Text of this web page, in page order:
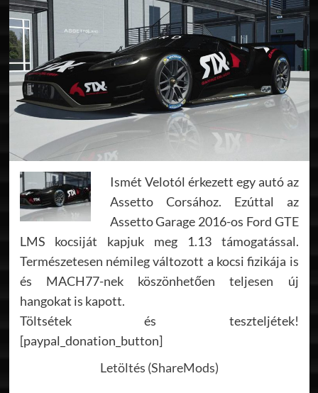
Ismét Velotól érkezett egy autó az
Assetto Corsához. Ezúttal az
Assetto Garage 2016-os Ford GTE
LMS kocsiját kapjuk meg 1.13 támogatással.
Természetesen némileg változott a kocsi fizikája is
és MACH77-nek köszönhetően teljesen új
hangokat is kapott.
Töltsétek és teszteljétek!
[paypal_donation_button]
Letöltés (ShareMods)